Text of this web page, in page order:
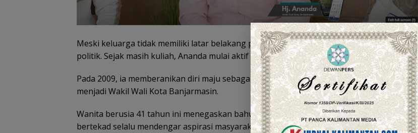
Meski keluarga tidak memiliki latar belakang politik, jalan hidup membawanya ke dunia
politik. Sejak masih kuliah, Ananda mulai aktif di organisasi politik dengan restu orangtua.
Pada 2009, ia memberanikan diri maju sebagai calon legislatif hingga kini dipercaya
menjadi Wakil Wali Kota Banjarmasin.
Wanita berusia 41 tahun ini menegaskan bahwa dirinya bersama Wali Kota H. M. Yamin
bertekad selalu mendengar aspirasi masyarakat. “Kami sama-sama pernah jadi anggota